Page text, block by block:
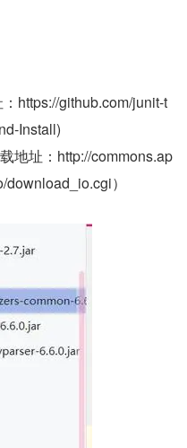
https://github.com/junit-t
Install)
地址：http://commons.ap
）